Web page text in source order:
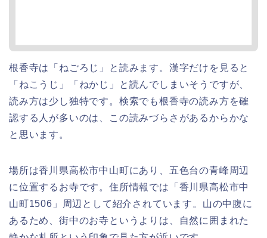
根香寺は「ねごろじ」と読みます。漢字だけを見ると
「ねこうじ」「ねかじ」と読んでしまいそうですが、
読み方は少し独特です。検索でも根香寺の読み方を確
認する人が多いのは、この読みづらさがあるからかな
と思います。
場所は香川県高松市中山町にあり、五色台の青峰周辺
に位置するお寺です。住所情報では「香川県高松市中
山町1506」周辺として紹介されています。山の中腹に
あるため、街中のお寺というよりは、自然に囲まれた